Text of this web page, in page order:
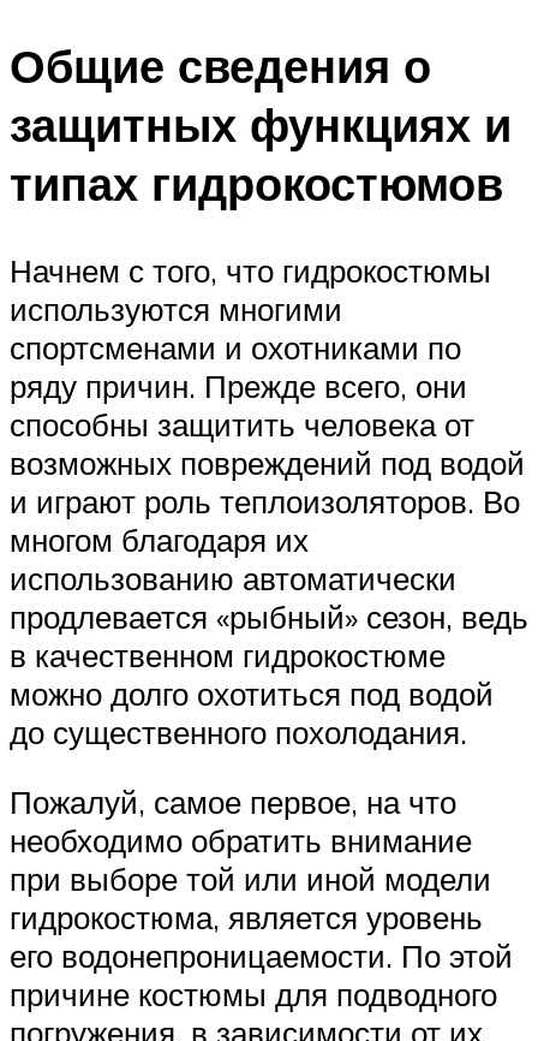
Общие сведения о
защитных функциях и
типах гидрокостюмов
Начнем с того, что гидрокостюмы
используются многими
спортсменами и охотниками по
ряду причин. Прежде всего, они
способны защитить человека от
возможных повреждений под водой
и играют роль теплоизоляторов. Во
многом благодаря их
использованию автоматически
продлевается «рыбный» сезон, ведь
в качественном гидрокостюме
можно долго охотиться под водой
до существенного похолодания.
Пожалуй, самое первое, на что
необходимо обратить внимание
при выборе той или иной модели
гидрокостюма, является уровень
его водонепроницаемости. По этой
причине костюмы для подводного
погружения, в зависимости от их